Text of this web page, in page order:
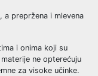
a prepržena i mlevena
i onima koji su
ne opterećuju
za visoke učinke.